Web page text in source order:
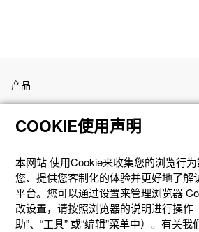
产品
客户支持
资讯
社交媒体
COOKIE使用声明
本网站 使⽤Cookie来收集您的浏览⾏
您、提供您客制化的体验并更好地了解
平台。您可以通过设置来管理浏览器
改设置，请按照浏览器的说明进⾏操作
助”、“⼯具” 或“编辑”菜单中）。有关